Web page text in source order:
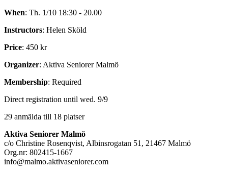
When: Th. 1/10 18:30 - 20.00
Instructors: Helen Sköld
Price: 450 kr
Organizer: Aktiva Seniorer Malmö
Membership: Required
Direct registration until wed. 9/9
29 anmälda till 18 platser
Aktiva Seniorer Malmö
c/o Christine Rosenqvist, Albinsrogatan 51, 21467 Malmö
Org.nr: 802415-1667
info@malmo.aktivaseniorer.com